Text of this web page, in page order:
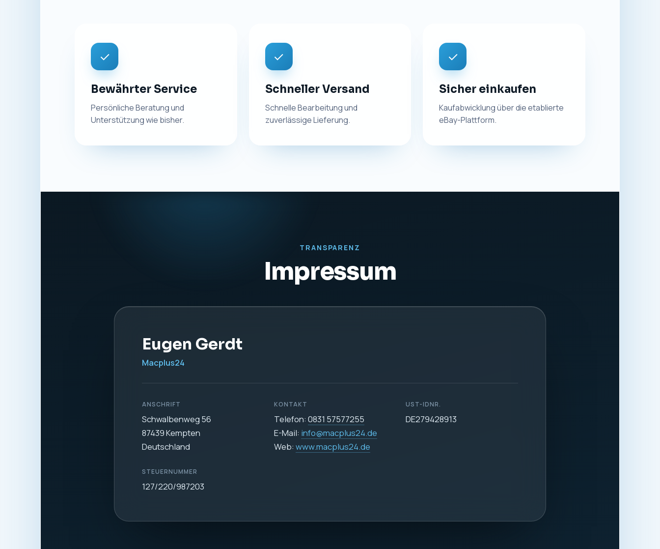
✓
Bewährter Service
Persönliche Beratung und
Unterstützung wie bisher.
✓
Schneller Versand
Schnelle Bearbeitung und
zuverlässige Lieferung.
✓
Sicher einkaufen
Kaufabwicklung über die etablierte
eBay-Plattform.
TRANSPARENZ
Impressum
Eugen Gerdt
Macplus24
ANSCHRIFT
Schwalbenweg 56
87439 Kempten
Deutschland
KONTAKT
Telefon: 0831 57577255
E-Mail: info@macplus24.de
Web: www.macplus24.de
UST-IDNR.
DE279428913
STEUERNUMMER
127/220/987203